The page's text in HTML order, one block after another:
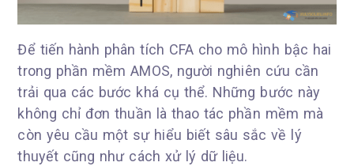
Để tiến hành phân tích CFA cho mô hình bậc hai
trong phần mềm AMOS, người nghiên cứu cần
trải qua các bước khá cụ thể. Những bước này
không chỉ đơn thuần là thao tác phần mềm mà
còn yêu cầu một sự hiểu biết sâu sắc về lý
thuyết cũng như cách xử lý dữ liệu.